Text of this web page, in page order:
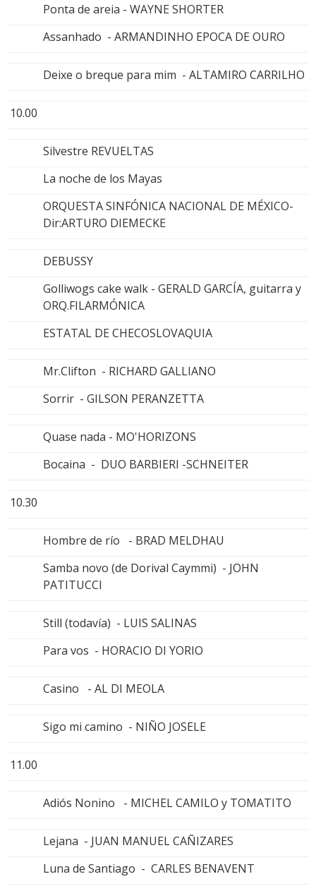
Ponta de areia - WAYNE SHORTER
Assanhado - ARMANDINHO EPOCA DE OURO
Deixe o breque para mim - ALTAMIRO CARRILHO
10.00
Silvestre REVUELTAS
La noche de los Mayas
ORQUESTA SINFÓNICA NACIONAL DE MÉXICO-
Dir:ARTURO DIEMECKE
DEBUSSY
Golliwogs cake walk - GERALD GARCÍA, guitarra y
ORQ.FILARMÓNICA
ESTATAL DE CHECOSLOVAQUIA
Mr.Clifton - RICHARD GALLIANO
Sorrir - GILSON PERANZETTA
Quase nada - MO'HORIZONS
Bocaina - DUO BARBIERI -SCHNEITER
10.30
Hombre de río - BRAD MELDHAU
Samba novo (de Dorival Caymmi) - JOHN
PATITUCCI
Still (todavía) - LUIS SALINAS
Para vos - HORACIO DI YORIO
Casino - AL DI MEOLA
Sigo mi camino - NIÑO JOSELE
11.00
Adiós Nonino - MICHEL CAMILO y TOMATITO
Lejana - JUAN MANUEL CAÑIZARES
Luna de Santiago - CARLES BENAVENT